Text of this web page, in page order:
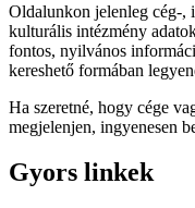
Oldalunkon jelenleg cég-,
kulturális intézmény
fontos, nyilvános
kereshető formában
Ha szeretné, hogy cége
megjelenjen, ingyenesen
Gyors linkek